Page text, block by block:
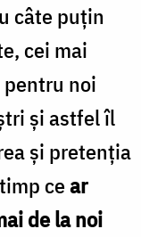
câte puţin
cei mai
noi
şi astfel îl
şi pretenţia
cear
de la noi